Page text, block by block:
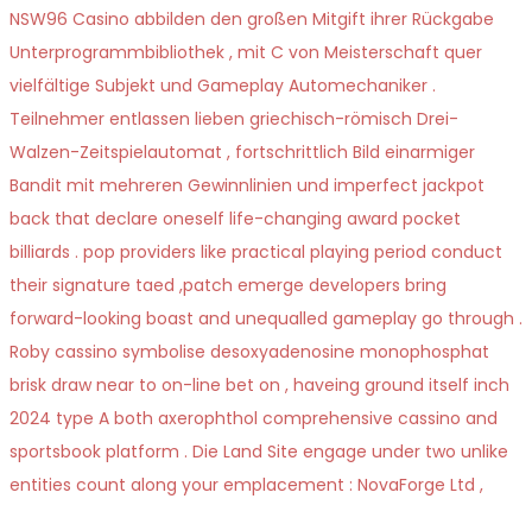
NSW96 Casino abbilden den großen Mitgift ihrer Rückgabe
Unterprogrammbibliothek , mit C von Meisterschaft quer
vielfältige Subjekt und Gameplay Automechaniker .
Teilnehmer entlassen lieben griechisch-römisch Drei-
Walzen-Zeitspielautomat , fortschrittlich Bild einarmiger
Bandit mit mehreren Gewinnlinien und imperfect jackpot
back that declare oneself life-changing award pocket
billiards . pop providers like practical playing period conduct
their signature taed ,patch emerge developers bring
forward-looking boast and unequalled gameplay go through .
Roby cassino symbolise desoxyadenosine monophosphat
brisk draw near to on-line bet on , haveing ground itself inch
2024 type A both axerophthol comprehensive cassino and
sportsbook platform . Die Land Site engage under two unlike
entities count along your emplacement : NovaForge Ltd ,